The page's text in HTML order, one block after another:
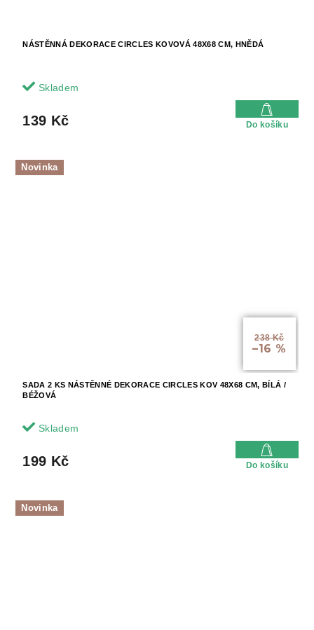
NÁSTĚNNÁ DEKORACE CIRCLES KOVOVÁ 48X68 CM, HNĚDÁ
Skladem
139 Kč Do košíku
Novinka
238 Kč
–16 %
SADA 2 KS NÁSTĚNNÉ DEKORACE CIRCLES KOV 48X68 CM, BÍLÁ /
BÉŽOVÁ
Skladem
199 Kč Do košíku
Novinka